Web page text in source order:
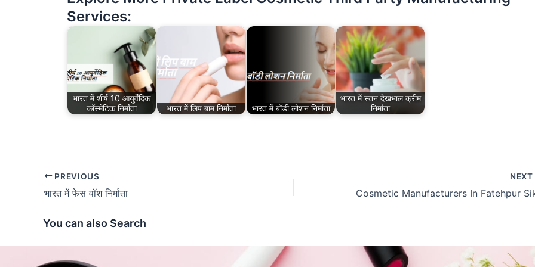
Services:
भारत में शीर्ष 10 आयुर्वेदिक
कॉस्मेटिक निर्माता
भारत में लिप बाम निर्माता भारत में बॉडी लोशन निर्माता
भारत में स्तन देखभाल क्रीम
निर्माता
PREVIOUS
भारत में फेस वॉश निर्माता
NEXT
Cosmetic Manufacturers In Fatehpur
You can also Search